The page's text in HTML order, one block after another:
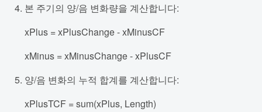
본 주기의 양/음 변화량을 계산합니다:
xPlus = xPlusChange - xMinusCF
xMinus = xMinusChange - xPlusCF
양/음 변화의 누적 합계를 계산합니다:
xPlusTCF = sum(xPlus, Length)